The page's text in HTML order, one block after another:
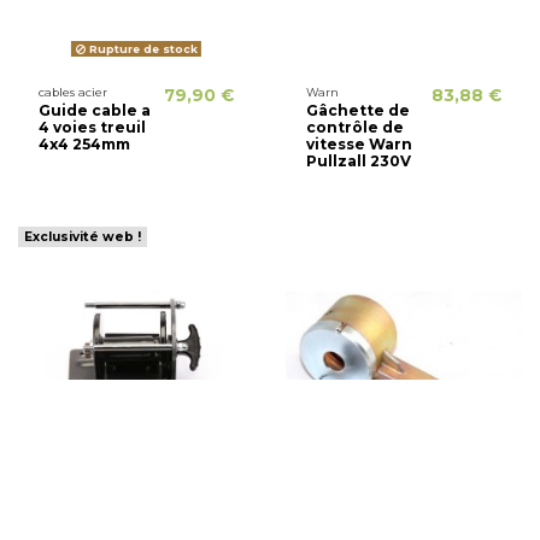
Rupture de stock
cables acier
Guide cable a
4 voies treuil
4x4 254mm
79,90 € Warn
Gâchette de
contrôle de
vitesse Warn
Pullzall 230V
83,88 €
Exclusivité web !